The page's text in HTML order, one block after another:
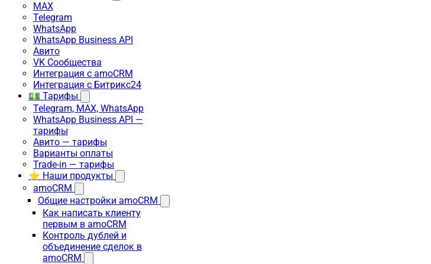
MAX
Telegram
WhatsApp
WhatsApp Business API
Авито
VK Сообщества
Интеграция с amoCRM
Интеграция с Битрикс24
💵 Тарифы
Telegram, MAX, WhatsApp
WhatsApp Business API —
тарифы
Авито — тарифы
Варианты оплаты
Trade-in — тарифы
⭐ Наши продукты
amoCRM
Общие настройки amoCRM
Как написать клиенту
первым в amoCRM
Контроль дублей и
объединение сделок в
amoCRM